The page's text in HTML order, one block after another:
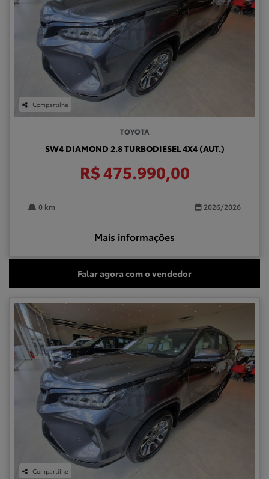
Compartilhe
TOYOTA
SW4 DIAMOND 2.8 TURBODIESEL 4X4 (AUT.)
R$ 475.990,00
0 km 2026/2026
Mais informações
Falar agora com o vendedor
Compartilhe